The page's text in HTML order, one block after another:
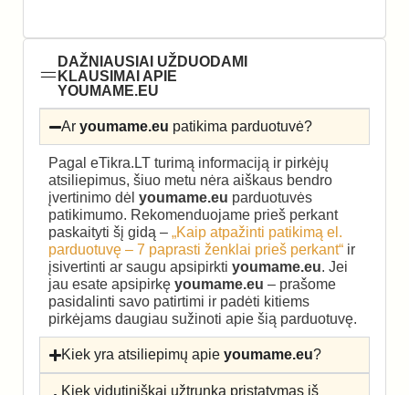
DAŽNIAUSIAI UŽDUODAMI
KLAUSIMAI APIE
YOUMAME.EU
Aryoumame.eu patikima parduotuvė?
Pagal eTikra.LT turimą informaciją ir pirkėjų
atsiliepimus, šiuo metu nėra aiškaus bendro
įvertinimo dėl youmame.eu parduotuvės
patikimumo. Rekomenduojame prieš perkant
paskaityti šį gidą – „Kaip atpažinti patikimą el.
parduotuvę – 7 paprasti ženklai prieš perkant“ ir
įsivertinti ar saugu apsipirkti youmame.eu. Jei
jau esate apsipirkę youmame.eu – prašome
pasidalinti savo patirtimi ir padėti kitiems
pirkėjams daugiau sužinoti apie šią parduotuvę.
Kiek yra atsiliepimų apieyoumame.eu?
Kiek vidutiniškai užtrunka pristatymas iš